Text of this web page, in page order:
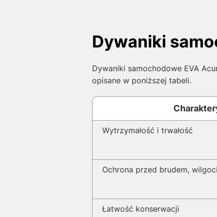
Dywaniki
Dywaniki samochodowe EVA
opisane w poniższej tabeli.
Wytrzymałość i trwałość
Ochrona przed brudem,
Łatwość konserwacji